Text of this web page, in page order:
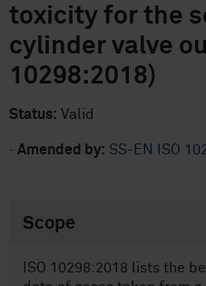
toxicity for the
cylinder valve
10298:2018)
Status: Valid
· Amended by: SS-EN ISO
Scope
ISO 10298:2018 lists the